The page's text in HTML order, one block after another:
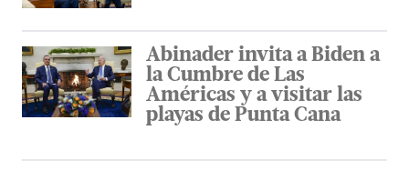
Abinader invita a Biden a
la Cumbre de Las
Américas y a visitar las
playas de Punta Cana